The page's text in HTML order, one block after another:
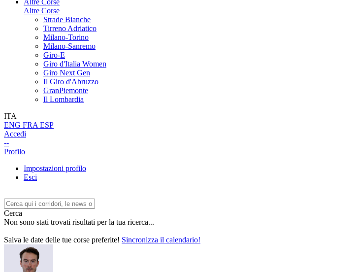
Altre Corse
Altre Corse
Strade Bianche
Tirreno Adriatico
Milano-Torino
Milano-Sanremo
Giro-E
Giro d'Italia Women
Giro Next Gen
Il Giro d'Abruzzo
GranPiemonte
Il Lombardia
ITA
ENG FRA ESP
Accedi
--
Profilo
Impostazioni profilo
Esci
Cerca
Non sono stati trovati risultati per la tua ricerca...
Salva le date delle tue corse preferite! Sincronizza il calendario!